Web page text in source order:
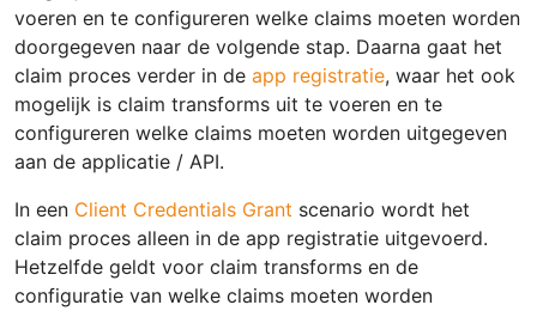
voeren en te configureren welke claims moeten worden
doorgegeven naar de volgende stap. Daarna gaat het
claim proces verder in de app registratie, waar het ook
mogelijk is claim transforms uit te voeren en te
configureren welke claims moeten worden uitgegeven
aan de applicatie / API.
In een Client Credentials Grant scenario wordt het
claim proces alleen in de app registratie uitgevoerd.
Hetzelfde geldt voor claim transforms en de
configuratie van welke claims moeten worden